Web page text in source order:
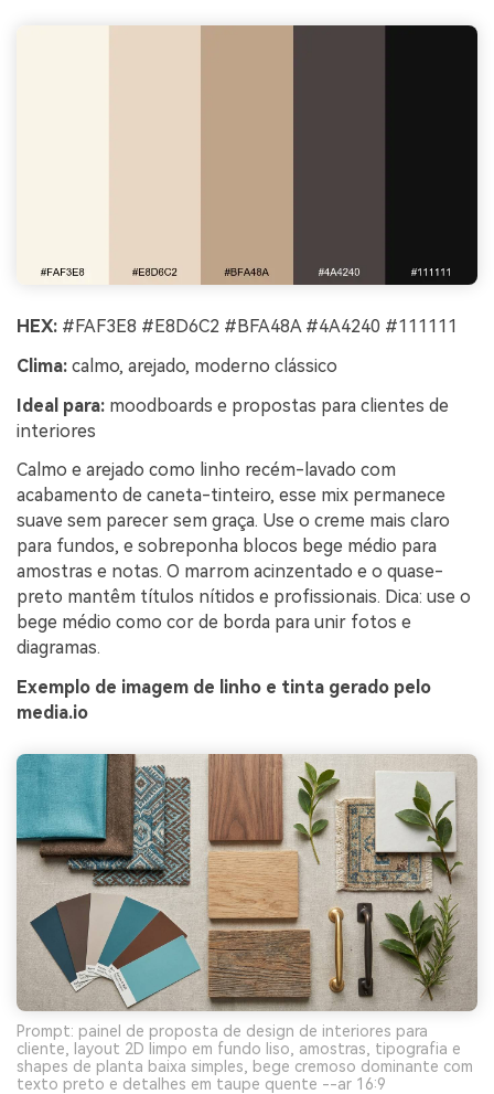
HEX: #FAF3E8 #E8D6C2 #BFA48A #4A4240 #111111
Clima: calmo, arejado, moderno clássico
Ideal para: moodboards e propostas para clientes de
interiores
Calmo e arejado como linho recém-lavado com
acabamento de caneta-tinteiro, esse mix permanece
suave sem parecer sem graça. Use o creme mais claro
para fundos, e sobreponha blocos bege médio para
amostras e notas. O marrom acinzentado e o quase-
preto mantêm títulos nítidos e profissionais. Dica: use o
bege médio como cor de borda para unir fotos e
diagramas.
Exemplo de imagem de linho e tinta gerado pelo
media.io
Prompt: painel de proposta de design de interiores para
cliente, layout 2D limpo em fundo liso, amostras, tipografia e
shapes de planta baixa simples, bege cremoso dominante com
texto preto e detalhes em taupe quente --ar 16:9